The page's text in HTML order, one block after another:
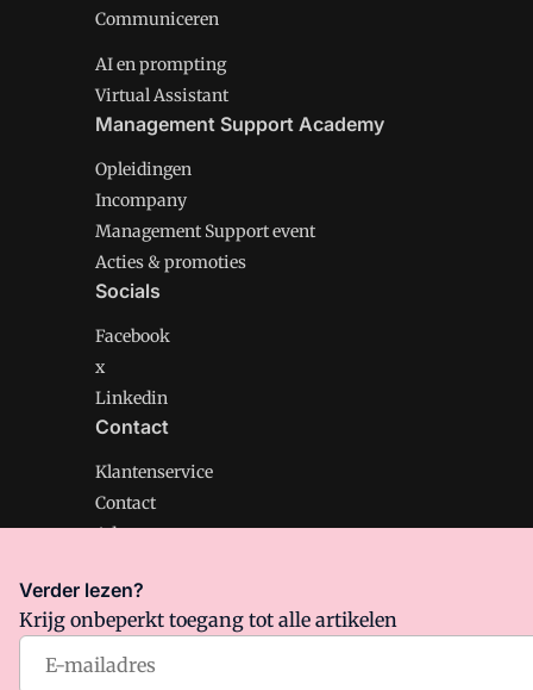
Communiceren
AI en prompting
Virtual Assistant
Management Support Academy
Opleidingen
Incompany
Management Support event
Acties & promoties
Socials
Facebook
x
Linkedin
Contact
Klantenservice
Contact
Adverteren
Management Support is onderdeel van VMN media.
Algemene Voorwaarden
Verder lezen?
Krijg onbeperkt toegang tot alle artikelen